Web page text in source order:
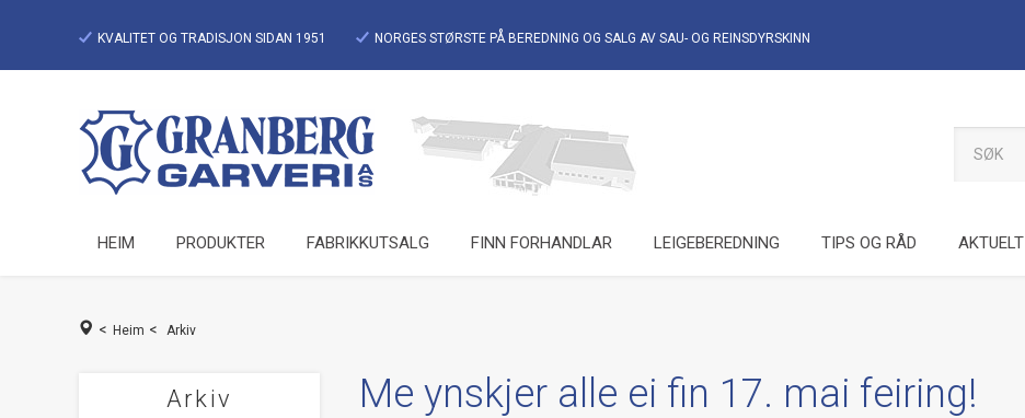
KVALITET OG TRADISJON SIDAN 1951 NORGES STØRSTE PÅ BEREDNING OG SALG AV SAU- OG REINSDYRSKINN
HEIM PRODUKTER FABRIKKUTSALG FINN FORHANDLAR LEIGEBEREDNING TIPS OG RÅD AKTUELT
< Heim < Arkiv
Arkiv Me ynskjer alle ei fin 17. mai feiring!